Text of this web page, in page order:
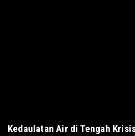
Kedaulatan Air di Tengah